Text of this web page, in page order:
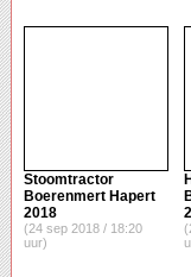
Stoomtractor
Boerenmert Hapert
2018
(24 sep 2018 / 18:20
uur)